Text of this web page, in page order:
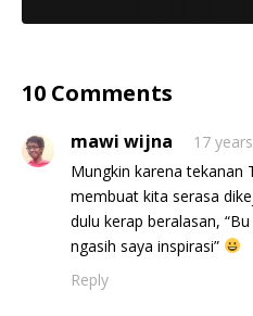
10 Comments
mawi wijna
17
Mungkin karena tekanan
membuat kita serasa
dulu kerap beralasan,
ngasih saya inspirasi”
Reply